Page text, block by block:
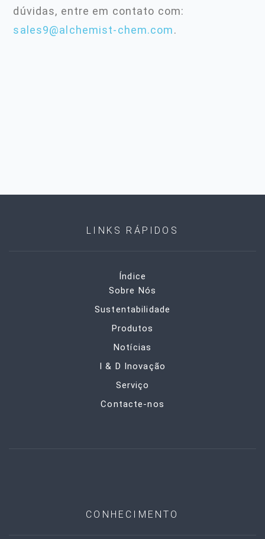
dúvidas, entre em contato com:
sales9@alchemist-chem.com.
LINKS RÁPIDOS
Índice
Sobre Nós
Sustentabilidade
Produtos
Notícias
I & D Inovação
Serviço
Contacte-nos
CONHECIMENTO